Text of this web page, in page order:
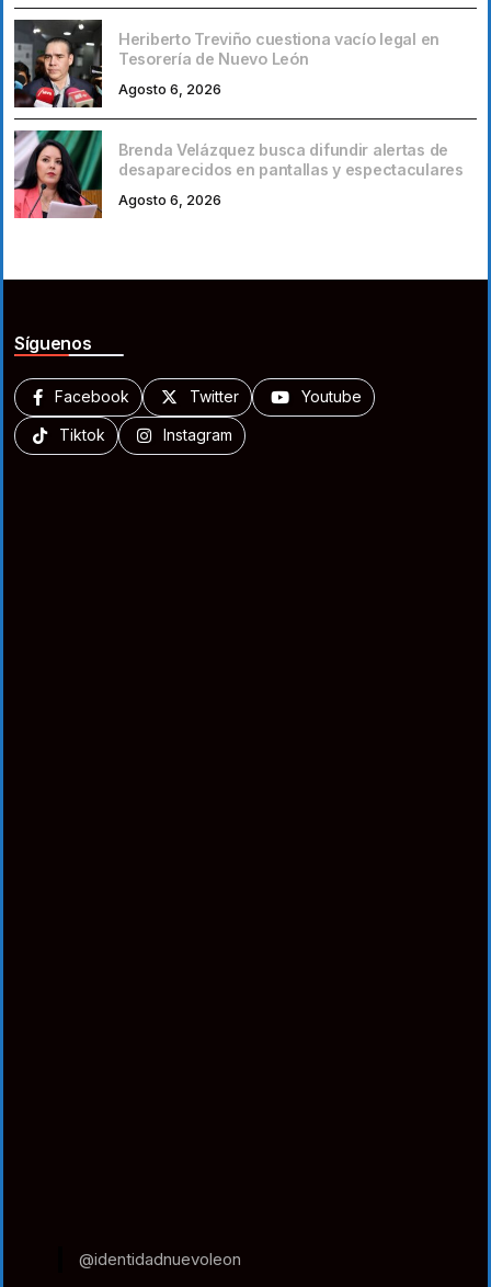
Heriberto Treviño cuestiona vacío legal en
Tesorería de Nuevo León
Agosto 6, 2026
Brenda Velázquez busca difundir alertas de
desaparecidos en pantallas y espectaculares
Agosto 6, 2026
Síguenos
Facebook Twitter Youtube
Tiktok Instagram
@identidadnuevoleon